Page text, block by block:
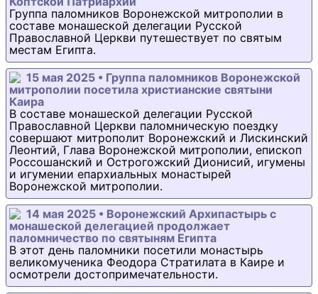
Группа паломников Воронежской митрополии в
составе монашеской делегации Русской
Православной Церкви путешествует по святым
местам Египта.
15 мая 2025 • Группа паломников Воронежской
митрополии посетила христианские святыни
Каира
В составе монашеской делегации Русской
Православной Церкви паломническую поездку
совершают митрополит Воронежский и Лискинский
Леонтий, Глава Воронежской митрополии, епископ
Россошанский и Острогожский Дионисий, игумены
и игумении епархиальных монастырей
Воронежской митрополии.
14 мая 2025 • Воронежский Архипастырь с
монашеской делегацией продолжает
паломничество по святыням Египта
В этот день паломники посетили монастырь
великомученика Феодора Стратилата в Каире и
осмотрели достопримечательности.